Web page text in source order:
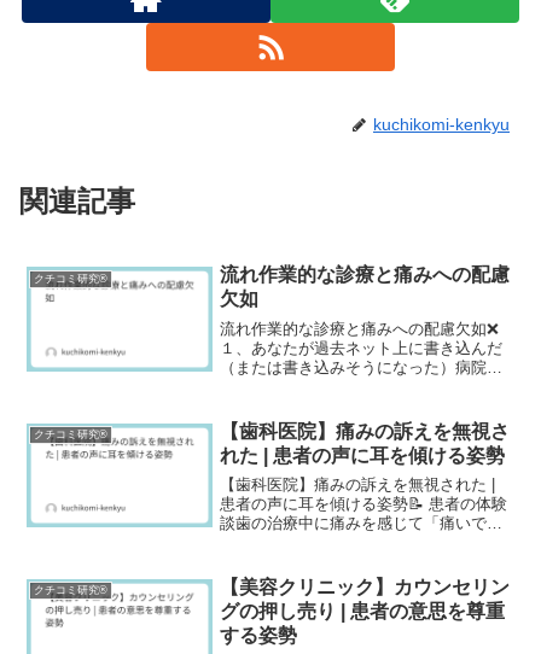
kuchikomi-kenkyu
関連記事
クチコミ研究®
流れ作業的な診療と痛みへの配慮
欠如
流れ作業的な診療と痛みへの配慮欠如❌
１、あなたが過去ネット上に書き込んだ
（または書き込みそうになった）病院や
ださい。先日、虫歯治療で通い始めた歯
医者の口コミを書きそう...
クチコミ研究®
【歯科医院】痛みの訴えを無視さ
れた | 患者の声に耳を傾ける姿勢
【歯科医院】痛みの訴えを無視された |
患者の声に耳を傾ける姿勢📝 患者の体験
談歯の治療中に痛みを感じて「痛いで
めてくれませんでした。痛みが強くなっ
て、もう一度「本当に...
クチコミ研究®
【美容クリニック】カウンセリン
グの押し売り | 患者の意思を尊重
する姿勢